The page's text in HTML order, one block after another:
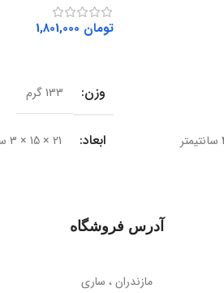
تومان
وزن 133 گرم
ابعاد 21 × 15 × 3 سانتیمتر
نسخه بلوتوث
برد اتصال
آدرس فروشگاه
مازندران ، ساری